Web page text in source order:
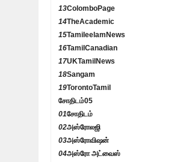
13ColomboPage
14TheAcademic
15TamileelamNews
16TamilCanadian
17UKTamilNews
18Sangam
19TorontoTamil
சோதிடம்05
01சோதிடம்
02அஸ்ரோலஜி
03அஸ்ரோவிஷன்
04அஸ்ரோ அட்வைஸ்